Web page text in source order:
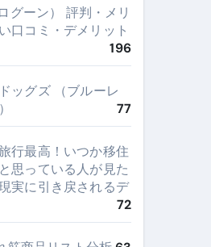
グーン） 評判・メリ
口コミ・デメリット
196
ッグズ （ブルーレ
77
行最高！いつか移住
思っている人が見た
実に引き戻されるデ
72